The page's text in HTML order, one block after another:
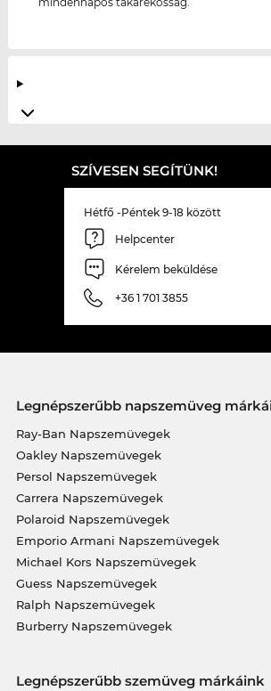
SZÍVESEN SEGÍTÜNK!
Hétfő -Péntek 9-18 között
Helpcenter
Kérelem beküldése
+36 1 701 3855
Legnépszerűbb napszemüveg
Ray-Ban Napszemüvegek
Oakley Napszemüvegek
Persol Napszemüvegek
Carrera Napszemüvegek
Polaroid Napszemüvegek
Emporio Armani Napszemüvegek
Michael Kors Napszemüvegek
Guess Napszemüvegek
Ralph Napszemüvegek
Burberry Napszemüvegek
Legnépszerűbb szemüveg márkáink